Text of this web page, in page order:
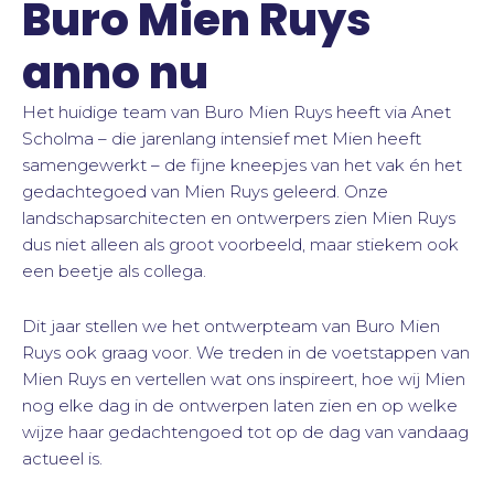
Buro Mien Ruys
anno nu
Het huidige team van Buro Mien Ruys heeft via Anet
Scholma – die jarenlang intensief met Mien heeft
samengewerkt – de fijne kneepjes van het vak én het
gedachtegoed van Mien Ruys geleerd. Onze
landschapsarchitecten en ontwerpers zien Mien Ruys
dus niet alleen als groot voorbeeld, maar stiekem ook
een beetje als collega.
Dit jaar stellen we het ontwerpteam van Buro Mien
Ruys ook graag voor. We treden in de voetstappen van
Mien Ruys en vertellen wat ons inspireert, hoe wij Mien
nog elke dag in de ontwerpen laten zien en op welke
wijze haar gedachtengoed tot op de dag van vandaag
actueel is.